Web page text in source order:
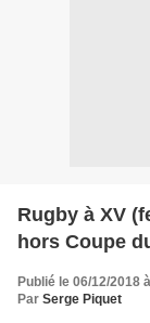
Rugby à XV
hors Coupe
Publié le 06/12/2018
Par Serge Piquet